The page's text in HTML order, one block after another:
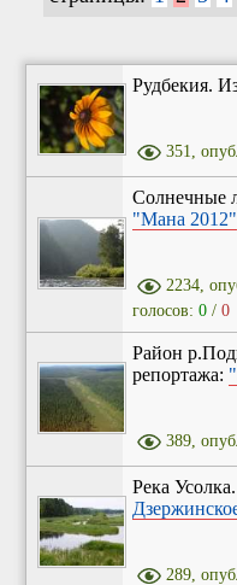
Рудбекия.
351,
Солнечные
"Мана 2012"
2234,
голосов: 0/ 0
Район
репортажа:
389,
Река
289,